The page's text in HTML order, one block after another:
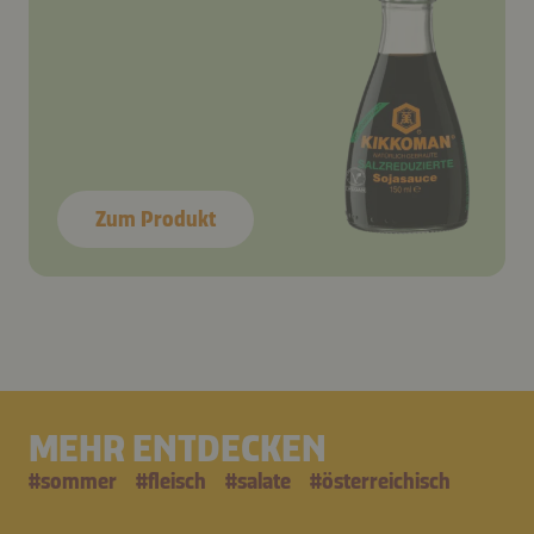
Zum Produkt
MEHR ENTDECKEN
#sommer #fleisch #salate #österreichisch